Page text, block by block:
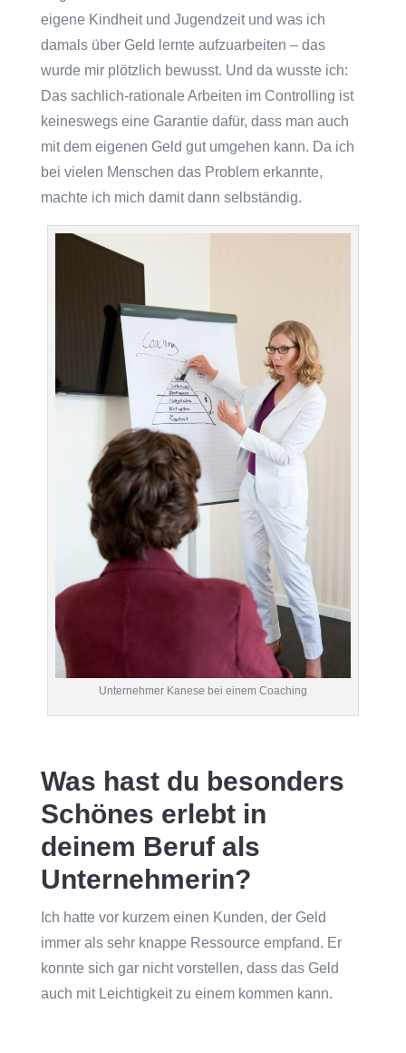
eigene Kindheit und Jugendzeit und was ich
damals über Geld lernte aufzuarbeiten – das
wurde mir plötzlich bewusst. Und da wusste ich:
Das sachlich-rationale Arbeiten im Controlling ist
keineswegs eine Garantie dafür, dass man auch
mit dem eigenen Geld gut umgehen kann. Da ich
bei vielen Menschen das Problem erkannte,
machte ich mich damit dann selbständig.
Unternehmer Kanese bei einem Coaching
Was hast du besonders
Schönes erlebt in
deinem Beruf als
Unternehmerin?
Ich hatte vor kurzem einen Kunden, der Geld
immer als sehr knappe Ressource empfand. Er
konnte sich gar nicht vorstellen, dass das Geld
auch mit Leichtigkeit zu einem kommen kann.